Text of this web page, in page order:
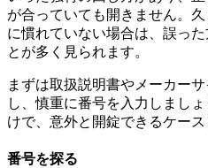
が合っていても開きません。
に慣れていない場合は、誤っ
とが多く見られます。
まずは取扱説明書やメーカー
し、慎重に番号を入力しまし
けで、意外と開錠できるケース
番号を探る